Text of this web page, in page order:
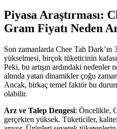
Piyasa Araştırması:
Gram Fiyatı Neden
Son zamanlarda Chee Tah Dark’ın
yükselmesi, birçok tüketicinin
Peki, bu artışın ardındaki nedenler
altında yatan dinamikler çoğu
Ancak, birkaç temel faktör bu
olabilir.
Arz ve Talep Dengesi: Öncelikle,
gerçekten yüksek. Tüketiciler,